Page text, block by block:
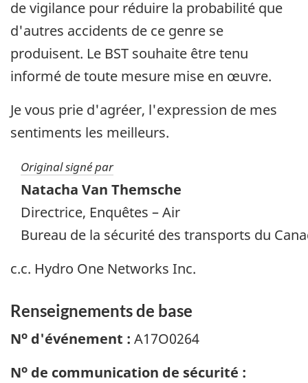
de vigilance pour réduire la probabilité que
d'autres accidents de ce genre se
produisent. Le BST souhaite être tenu
informé de toute mesure mise en œuvre.
Je vous prie d'agréer, l'expression de mes
sentiments les meilleurs.
Original signé par
Natacha Van Themsche
Directrice, Enquêtes – Air
Bureau de la sécurité des transports du
c.c. Hydro One Networks Inc.
Renseignements de base
No d'événement : A17O0264
No de communication de sécurité :